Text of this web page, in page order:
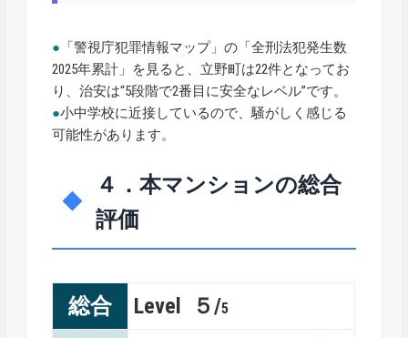
● 「警視庁犯罪情報マップ」の「全刑法犯発生数
2025年累計」を見ると、立野町は22件となってお
り、治安は“5段階で2番目に安全なレベル”です。
●小中学校に近接しているので、騒がしく感じる
可能性があります。
４．本マンションの総合
評価
総合 Level ５/5